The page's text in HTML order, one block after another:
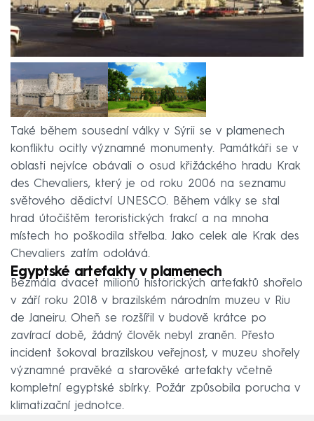
Také během sousední války v Sýrii se v plamenech
konfliktu ocitly významné monumenty. Památkáři se v
oblasti nejvíce obávali o osud křižáckého hradu Krak
des Chevaliers, který je od roku 2006 na seznamu
světového dědictví UNESCO. Během války se stal
hrad útočištěm teroristických frakcí a na mnoha
místech ho poškodila střelba. Jako celek ale Krak des
Chevaliers zatím odolává.
Egyptské artefakty v plamenech
Bezmála dvacet milionů historických artefaktů shořelo
v září roku 2018 v brazilském národním muzeu v Riu
de Janeiru. Oheň se rozšířil v budově krátce po
zavírací době, žádný člověk nebyl zraněn. Přesto
incident šokoval brazilskou veřejnost, v muzeu shořely
významné pravěké a starověké artefakty včetně
kompletní egyptské sbírky. Požár způsobila porucha v
klimatizační jednotce.